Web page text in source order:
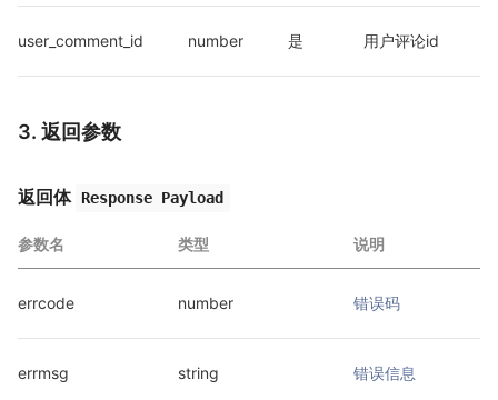
user_comment_id number 是 用户评论id
3. 返回参数
返回体 Response Payload
参数名 类型 说明
errcode number 错误码
errmsg string 错误信息